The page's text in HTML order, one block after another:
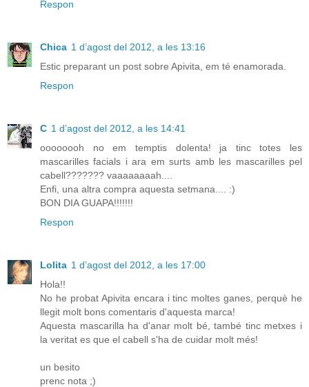
Respon
Chica 1 d’agost del 2012, a les 13:16
Estic preparant un post sobre Apivita, em té enamorada.
Respon
C 1 d’agost del 2012, a les 14:41
oooooooh no em temptis dolenta! ja tinc totes les
mascarilles facials i ara em surts amb les mascarilles pel
cabell??????? vaaaaaaaah....
Enfi, una altra compra aquesta setmana.... :)
BON DIA GUAPA!!!!!!!
Respon
Lolita 1 d’agost del 2012, a les 17:00
Hola!!
No he probat Apivita encara i tinc moltes ganes, perquè he
llegit molt bons comentaris d'aquesta marca!
Aquesta mascarilla ha d'anar molt bé, també tinc metxes i
la veritat es que el cabell s'ha de cuidar molt més!
un besito
prenc nota ;)